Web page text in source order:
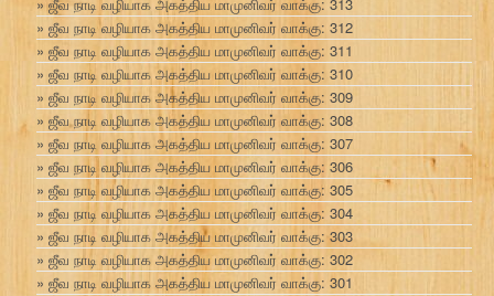
ஜீவ நாடி வழியாக அகத்திய மாமுனிவர் வாக்கு: 312
ஜீவ நாடி வழியாக அகத்திய மாமுனிவர் வாக்கு: 311
ஜீவ நாடி வழியாக அகத்திய மாமுனிவர் வாக்கு: 310
ஜீவ நாடி வழியாக அகத்திய மாமுனிவர் வாக்கு: 309
ஜீவ நாடி வழியாக அகத்திய மாமுனிவர் வாக்கு: 308
ஜீவ நாடி வழியாக அகத்திய மாமுனிவர் வாக்கு: 307
ஜீவ நாடி வழியாக அகத்திய மாமுனிவர் வாக்கு: 306
ஜீவ நாடி வழியாக அகத்திய மாமுனிவர் வாக்கு: 305
ஜீவ நாடி வழியாக அகத்திய மாமுனிவர் வாக்கு: 304
ஜீவ நாடி வழியாக அகத்திய மாமுனிவர் வாக்கு: 303
ஜீவ நாடி வழியாக அகத்திய மாமுனிவர் வாக்கு: 302
ஜீவ நாடி வழியாக அகத்திய மாமுனிவர் வாக்கு: 301